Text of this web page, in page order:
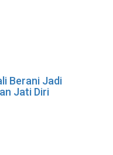
Berani Jadi
Jati Diri